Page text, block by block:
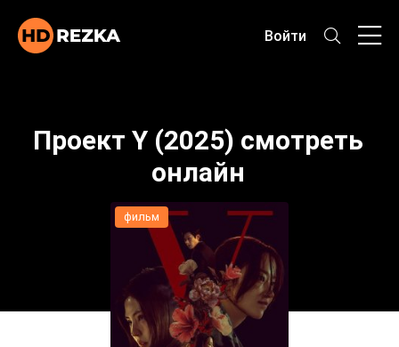
Войти
Проект Y (2025) смотреть
онлайн
фильм